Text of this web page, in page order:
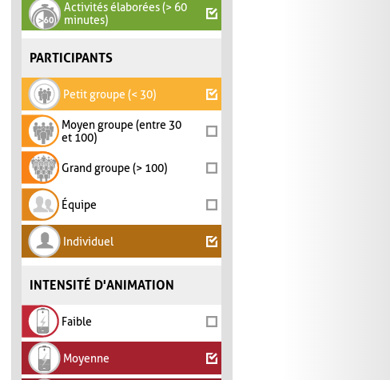
Activités élaborées (> 60
minutes)
PARTICIPANTS
Petit groupe (< 30)
Moyen groupe (entre 30
et 100)
Grand groupe (> 100)
Équipe
Individuel
INTENSITÉ D'ANIMATION
Faible
Moyenne